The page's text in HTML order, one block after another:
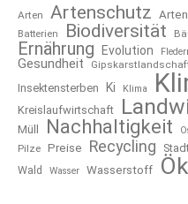
Arten Artenschutz
Batterien
Biodiversität
Ernährung
Evolution
Gesundheit
Insektensterben Ki Klima
Kreislaufwirtschaft
Müll
Nachhaltigkeit
Pilze Preise Recycling
Wald
Wasser Wasserstoff